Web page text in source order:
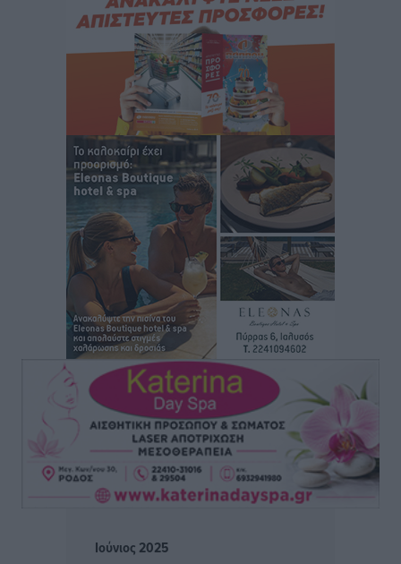
Τοπικές Ειδήσεις• πριν 1 ώρα
Το νέο Ειδικό Χωροταξικό για τον Τουρισμό
ξανασχεδιάζει τον επενδυτικό χάρτη της Ρόδου
πριν 2 ώρες
Γιάννης Βασιλάκης: «Η Πρωτοβάθμια Φροντίδα
Υγείας πρέπει να φτάνει σε κάθε γωνιά – Ενισχύουμε
τις δομές, δεν τις αποδυναμώνουμε»
Συνεντεύξεις πριν 2 ώρες
Ιδρυμα Ωνάση: Το όραμα πίσω από τα δύο νέα
σχολεία της Ρόδου
Συνεντεύξεις• πριν 2 ώρες
Μιχάλης Χουρδάκης: «Η χώρα χρειάζεται μια
αξιόπιστη εναλλακτική κυβερνητική πρόταση»
Συνεντεύξεις• πριν 2 ώρες
Σεβ. Μητροπολίτης Ρόδου κ. Κύριλλος: «Ο Αύγουστος
είναι ο μήνας της Παναγίας και η Θεία Λειτουργία η
καρδιά της ζωής της Εκκλησίας»
Ιούνιος 2025